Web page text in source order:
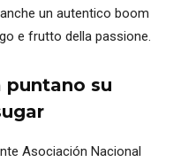
un autentico boom
e frutto della passione.
puntano su
Asociación Nacional